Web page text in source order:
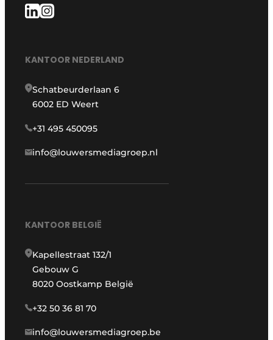
KANTOOR NEDERLAND
Schatbeurderlaan 6
6002 ED Weert
+31 495 450095
info@louwersmediagroep.nl
KANTOOR BELGIË
Kapellestraat 132/1
Gebouw G
8020 Oostkamp België
+32 50 36 81 70
info@louwersmediagroep.be